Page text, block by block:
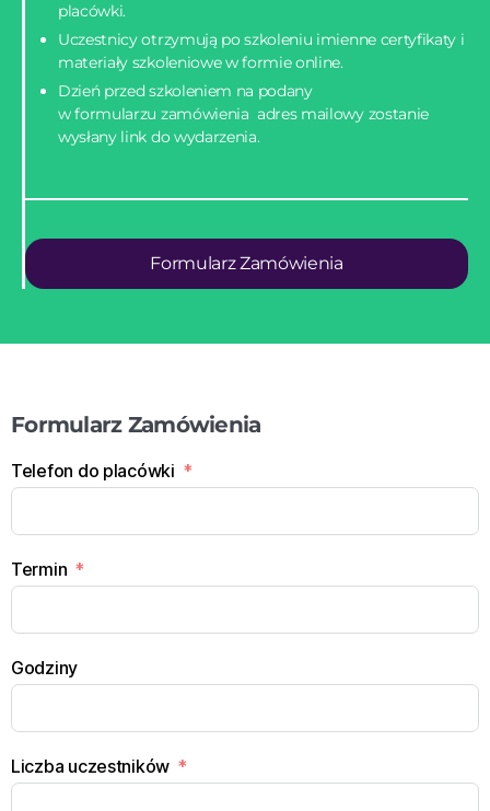
placówki.
Uczestnicy otrzymują po szkoleniu imienne certyfikaty i
materiały szkoleniowe w formie online.
Dzień przed szkoleniem na podany
w formularzu zamówienia adres mailowy zostanie
wysłany link do wydarzenia.
Formularz Zamówienia
Formularz Zamówienia
Telefon do placówki
Termin
Godziny
Liczba uczestników